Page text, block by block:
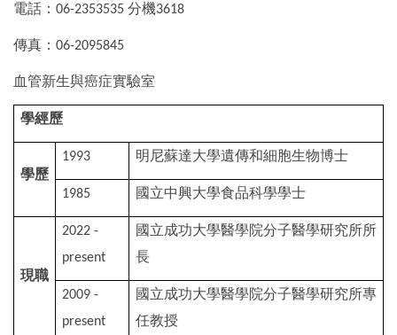
校友動態
大專暑期實習計畫
行事曆
我要捐贈
校友留言版
電話： 06-2353535 分機3618
傳真： 06-2095845
血管新生與癌症實驗室
學經歷
學歷
1993 明尼蘇達大學遺傳和細胞生物博士
1985 國立中興大學食品科學學士
現職
2022 -
present
國立成功⼤學醫學院分⼦醫學研究所所
長
2009 -
present
國立成功⼤學醫學院分⼦醫學研究所專
任教授